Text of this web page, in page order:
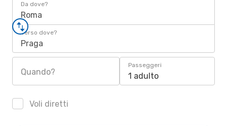
Da dove?
Roma
Verso dove?
Praga
Quando?
Passeggeri
1 adulto
Voli diretti